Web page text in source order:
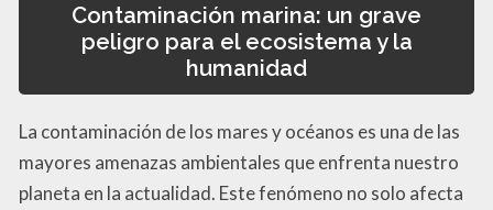
Contaminación marina: un grave
peligro para el ecosistema y la
humanidad
La contaminación de los mares y océanos es una de las
mayores amenazas ambientales que enfrenta nuestro
planeta en la actualidad. Este fenómeno no solo afecta